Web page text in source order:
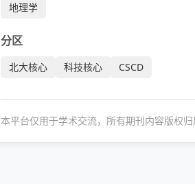
地理学
分区
北大核心 科技核心 CSCD
本平台仅用于学术交流，所有期刊内容版权